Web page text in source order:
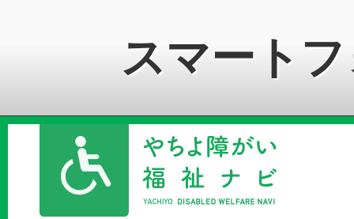
スマート